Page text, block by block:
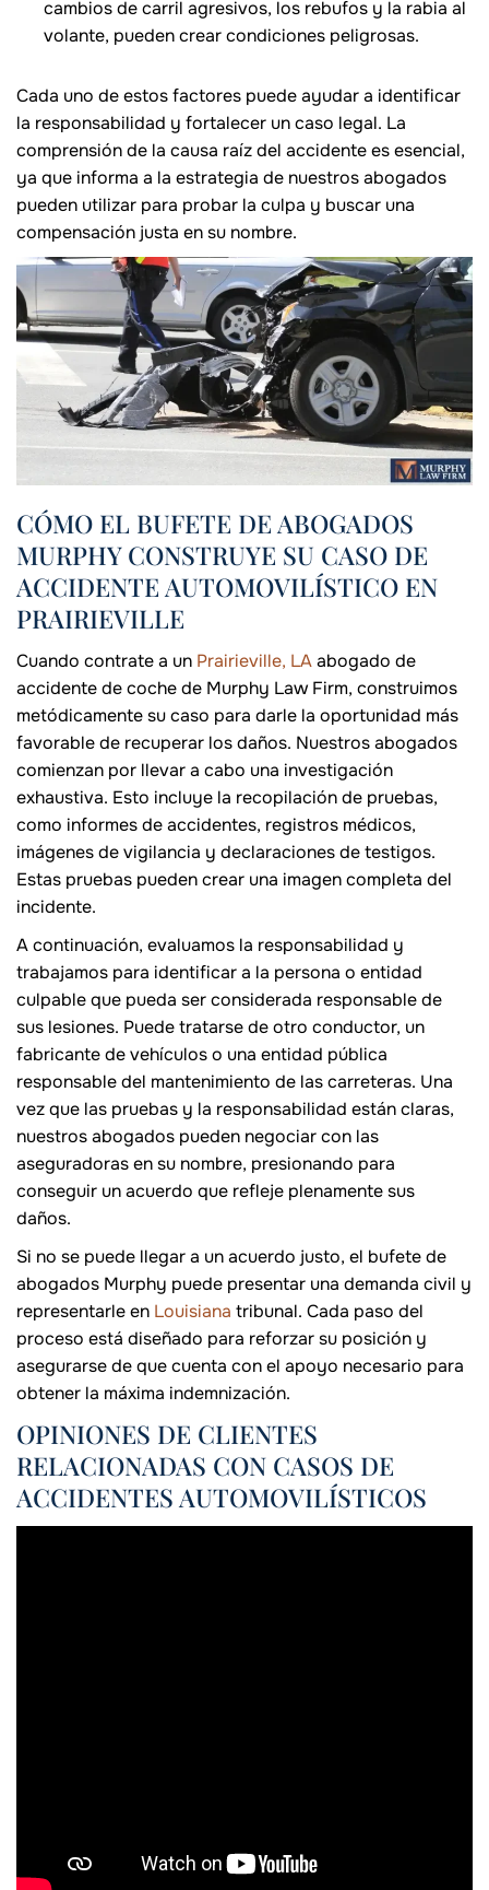
cambios de carril agresivos, los rebufos y la rabia al
volante, pueden crear condiciones peligrosas.
Cada uno de estos factores puede ayudar a identificar
la responsabilidad y fortalecer un caso legal. La
comprensión de la causa raíz del accidente es esencial,
ya que informa a la estrategia de nuestros abogados
pueden utilizar para probar la culpa y buscar una
compensación justa en su nombre.
CÓMO EL BUFETE DE ABOGADOS
MURPHY CONSTRUYE SU CASO DE
ACCIDENTE AUTOMOVILÍSTICO EN
PRAIRIEVILLE
Cuando contrate a un Prairieville, LAabogado de
accidente de coche de Murphy Law Firm, construimos
metódicamente su caso para darle la oportunidad más
favorable de recuperar los daños. Nuestros abogados
comienzan por llevar a cabo una investigación
exhaustiva. Esto incluye la recopilación de pruebas,
como informes de accidentes, registros médicos,
imágenes de vigilancia y declaraciones de testigos.
Estas pruebas pueden crear una imagen completa del
incidente.
A continuación, evaluamos la responsabilidad y
trabajamos para identificar a la persona o entidad
culpable que pueda ser considerada responsable de
sus lesiones. Puede tratarse de otro conductor, un
fabricante de vehículos o una entidad pública
responsable del mantenimiento de las carreteras. Una
vez que las pruebas y la responsabilidad están claras,
nuestros abogados pueden negociar con las
aseguradoras en su nombre, presionando para
conseguir un acuerdo que refleje plenamente sus
daños.
Si no se puede llegar a un acuerdo justo, el bufete de
abogados Murphy puede presentar una demanda civil y
representarle en Louisiana tribunal. Cada paso del
proceso está diseñado para reforzar su posición y
asegurarse de que cuenta con el apoyo necesario para
obtener la máxima indemnización.
OPINIONES DE CLIENTES
RELACIONADAS CON CASOS DE
ACCIDENTES AUTOMOVILÍSTICOS